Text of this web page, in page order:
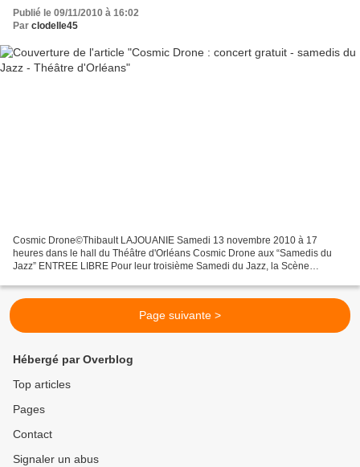
Publié le 09/11/2010 à 16:02
Par clodelle45
Cosmic Drone©Thibault LAJOUANIE Samedi 13 novembre 2010 à 17
heures dans le hall du Théâtre d'Orléans Cosmic Drone aux “Samedis du
Jazz” ENTREE LIBRE Pour leur troisième Samedi du Jazz, la Scène
Page suivante >
Hébergé par Overblog
Top articles
Pages
Contact
Signaler un abus